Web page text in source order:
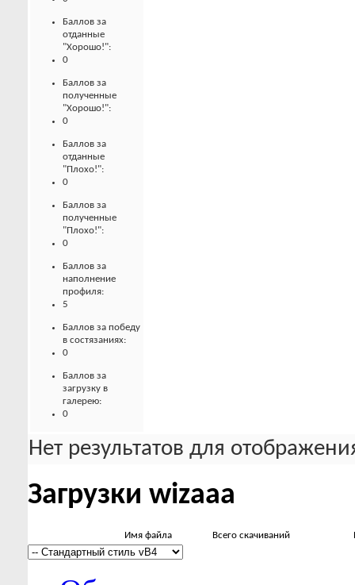
Баллов за
отданные
"Хорошо!":
0
Баллов за
полученные
"Хорошо!":
0
Баллов за
отданные
"Плохо!":
0
Баллов за
полученные
"Плохо!":
0
Баллов за
наполнение
профиля:
5
Баллов за победу
в состязаниях:
0
Баллов за
загрузку в
галерею:
0
Нет результатов для
Загрузки wizaaa
Имя файла Всего скачиваний